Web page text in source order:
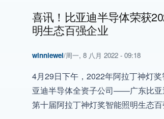
喜讯！比亚迪半导体荣获
明生态百强企业
winniewei/周一, 8 八月 2022 - 09:18
4月29日下午，2022年阿拉丁神灯
亚迪半导体全资子公司——广东比亚
第十届阿拉丁神灯奖智能照明生态百